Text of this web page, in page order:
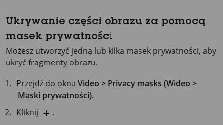
Ukrywanie części obrazu za pomocą
masek prywatności
Możesz utworzyć jedną lub kilka masek prywatności, aby
ukryć fragmenty obrazu.
Przejdź do oknaVideo > Privacy masks (Wideo >
Maski prywatności).
Kliknij
.